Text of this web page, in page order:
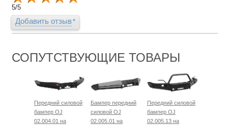
5/5
Добавить отзыв
СОПУТСТВУЮЩИЕ ТОВАРЫ
Передний силовой
бампер OJ
02.004.01 на
Бампер передний
силовой OJ
02.005.01 на
Передний силовой
бампер OJ
02.005.13 на